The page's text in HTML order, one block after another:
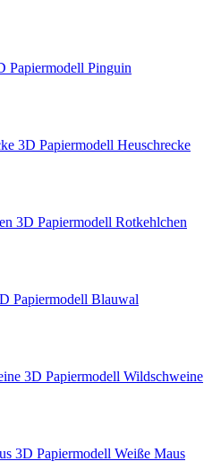
Papiermodell Pinguin
3D Papiermodell Heuschrecke
3D Papiermodell Rotkehlchen
Papiermodell Blauwal
3D Papiermodell Wildschweine
3D Papiermodell Weiße Maus